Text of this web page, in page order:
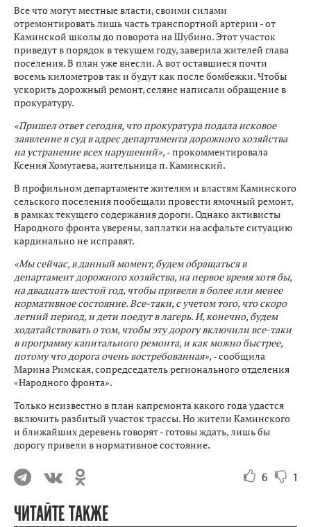
Все что могут местные власти, своими силами
отремонтировать лишь часть транспортной артерии - от
Каминской школы до поворота на Шубино. Этот участок
приведут в порядок в текущем году, заверила жителей глава
поселения. В план уже внесли. А вот оставшиеся почти
восемь километров так и будут как после бомбежки. Чтобы
ускорить дорожный ремонт, селяне написали обращение в
прокуратуру.
«Пришел ответ сегодня, что прокуратура подала исковое
заявление в суд в адрес департамента дорожного хозяйства
на устранение всех нарушений», - прокомментировала
Ксения Хомутаева, жительница п. Каминский.
В профильном департаменте жителям и властям Каминского
сельского поселения пообещали провести ямочный ремонт,
в рамках текущего содержания дороги. Однако активисты
Народного фронта уверены, заплатки на асфальте ситуацию
кардинально не исправят.
«Мы сейчас, в данный момент, будем обращаться в
департамент дорожного хозяйства, на первое время хотя бы,
на двадцать шестой год, чтобы привели в более или менее
нормативное состояние. Все-таки, с учетом того, что скоро
летний период, и дети поедут в лагерь. И, конечно, будем
ходатайствовать о том, чтобы эту дорогу включили все-таки
в программу капитального ремонта, и как можно быстрее,
потому что дорога очень востребованная», - сообщила
Марина Римская, сопредседатель регионального отделения
«Народного фронта».
Только неизвестно в план капремонта какого года удастся
включить разбитый участок трассы. Но жители Каминского
и ближайших деревень говорят - готовы ждать, лишь бы
дорогу привели в нормативное состояние.
6 1
ЧИТАЙТЕ ТАКЖЕ